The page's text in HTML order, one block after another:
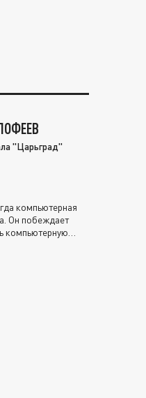
"Царьград"
компьютерная
Он побеждает
компьютерную